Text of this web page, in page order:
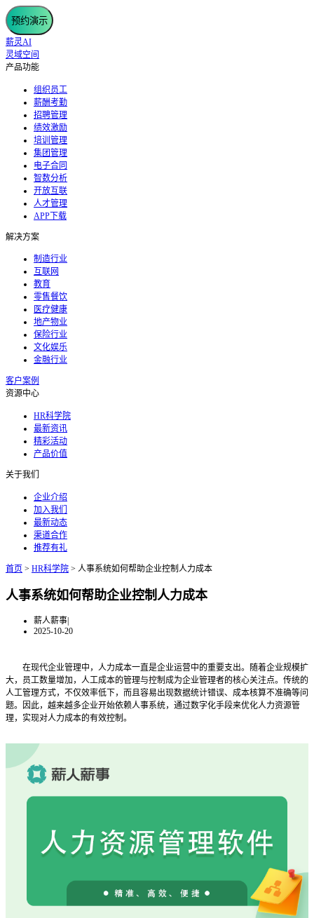
预约演示
薪灵AI
灵域空间
产品功能
组织员工
薪酬考勤
招聘管理
绩效激励
培训管理
集团管理
电子合同
智数分析
开放互联
人才管理
APP下载
解决方案
制造行业
互联网
教育
零售餐饮
医疗健康
地产物业
保险行业
文化娱乐
金融行业
客户案例
资源中心
HR科学院
最新资讯
精彩活动
产品价值
关于我们
企业介绍
加入我们
最新动态
渠道合作
推荐有礼
首页 > HR科学院 > 人事系统如何帮助企业控制人力成本
人事系统如何帮助企业控制人力成本
薪人薪事|
2025-10-20
在现代企业管理中，人力成本一直是企业运营中的重要支出。随着企业规模扩
大，员工数量增加，人工成本的管理与控制成为企业管理者的核心关注点。传统的
人工管理方式，不仅效率低下，而且容易出现数据统计错误、成本核算不准确等问
题。因此，越来越多企业开始依赖人事系统，通过数字化手段来优化人力资源管
理，实现对人力成本的有效控制。